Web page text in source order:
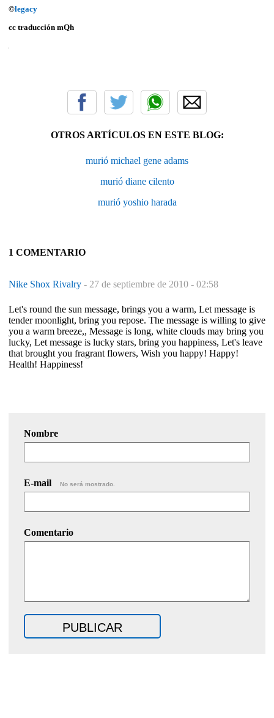
©legacy
cc traducción mQh
OTROS ARTÍCULOS EN ESTE BLOG:
murió michael gene adams
murió diane cilento
murió yoshio harada
1 COMENTARIO
Nike Shox Rivalry - 27 de septiembre de 2010 - 02:58
Let's round the sun message, brings you a warm, Let message is
tender moonlight, bring you repose. The message is willing to give
you a warm breeze,, Message is long, white clouds may bring you
lucky, Let message is lucky stars, bring you happiness, Let's leave
that brought you fragrant flowers, Wish you happy! Happy!
Health! Happiness!
Nombre
E-mail No será mostrado.
Comentario